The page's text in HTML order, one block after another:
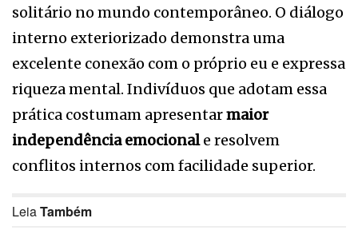
solitário no mundo contemporâneo. O diálogo
interno exteriorizado demonstra uma
excelente conexão com o próprio eu e expressa
riqueza mental. Indivíduos que adotam essa
prática costumam apresentarmaior
independência emocionale resolvem
conflitos internos com facilidade superior.
LeiaTambém